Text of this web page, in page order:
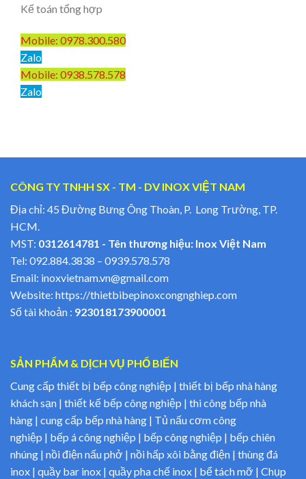
Kế toán tổng hợp
Mobile: 0978.300.580
Zalo
Mobile: 0938.578.578
Zalo
CÔNG TY TNHH SX - TM - DV INOX VIỆT NAM
Địa chỉ: 45 Đường Bưng Ông Thoàn, P. Long Trường, TP.
HCM.
MST: 0312614781 - Tên thương hiệu: Inox Việt Nam
Tel: 092.884.3838 – 0939.578.578
Email: inoxvietnam.vn@gmail.com
Website: https://thietbibepinoxcongnghiep.com
Số tài khoản : 923018173900001
SẢN PHẨM & DỊCH VỤ PHỔ BIẾN
Cung cấp thiết bị bếp công nghiệp | thiết bị bếp nhà hàng
khách sạn | thiết kế bếp công nghiệp | thi công bếp nhà
hàng | cung cấp bếp nhà hàng | Tủ nấu cơm công
nghiệp | bếp á công nghiệp | bếp công nghiệp | bếp chiên
nhúng | nồi điện nấu phở | nồi hấp xôi bằng điện | thùng đá
inox | quầy bar inox | quầy pha chế inox | bể tách mỡ | Chụp